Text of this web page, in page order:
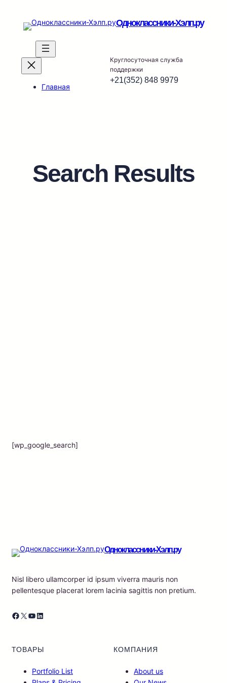
содержимому
Одноклассники-Хэлп.ру
Главная
Круглосуточная служба
поддержки
+21(352) 848 9979
Search Results
[wp_google_search]
Одноклассники-Хэлп.ру
Nisl libero ullamcorper id ipsum viverra mauris non
pellentesque placerat lorem lacinia sagittis non pretium.
Facebook X YouTube LinkedIn
ТОВАРЫ
Portfolio List
КОМПАНИЯ
About us